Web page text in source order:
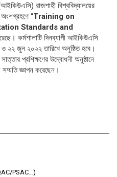
রাজশাহী বিশ্ববিদ্যালয়ের
“Training on
Standards and
কর্মশালাটি দিনব্যাপী আইকিউএসি
২২ জুন ২০২২ তারিখে অনুষ্ঠিত হবে।
প্রশিক্ষণের উদ্বোধনী অনুষ্ঠানে
জ্ঞাপন করেছেন।
PSAC…)